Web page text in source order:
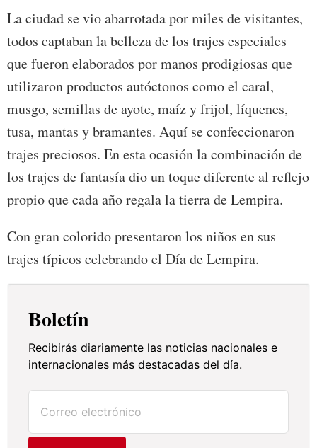
La ciudad se vio abarrotada por miles de visitantes,
todos captaban la belleza de los trajes especiales
que fueron elaborados por manos prodigiosas que
utilizaron productos autóctonos como el caral,
musgo, semillas de ayote, maíz y frijol, líquenes,
tusa, mantas y bramantes. Aquí se confeccionaron
trajes preciosos. En esta ocasión la combinación de
los trajes de fantasía dio un toque diferente al reflejo
propio que cada año regala la tierra de Lempira.
Con gran colorido presentaron los niños en sus
trajes típicos celebrando el Día de Lempira.
Boletín
Recibirás diariamente las noticias nacionales e
internacionales más destacadas del día.